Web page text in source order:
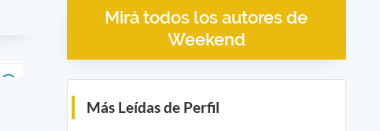
Mirá todos los autores de
Weekend
Más Leídas de Perfil